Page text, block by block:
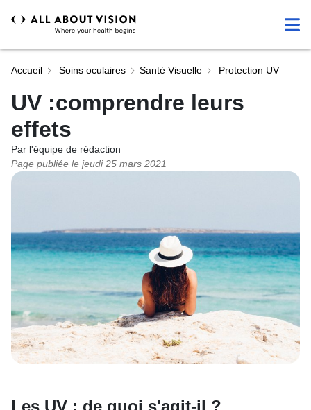
Accueil Soins oculaires Santé Visuelle Protection UV
UV :comprendre leurs
effets
Par l'équipe de rédaction
Page publiée le jeudi 25 mars 2021